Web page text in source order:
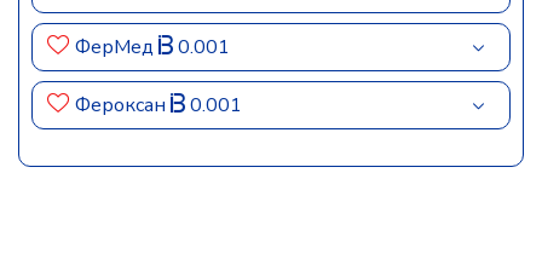
ФерМед 0.001
Фероксан 0.001